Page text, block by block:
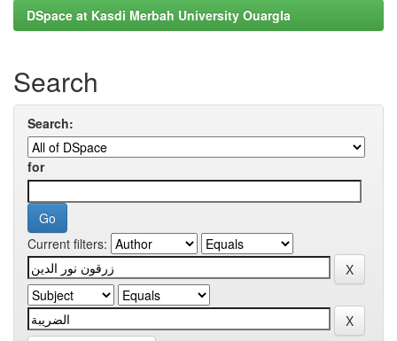
DSpace at Kasdi Merbah University Ouargla
Search
Search:
for
Current filters: